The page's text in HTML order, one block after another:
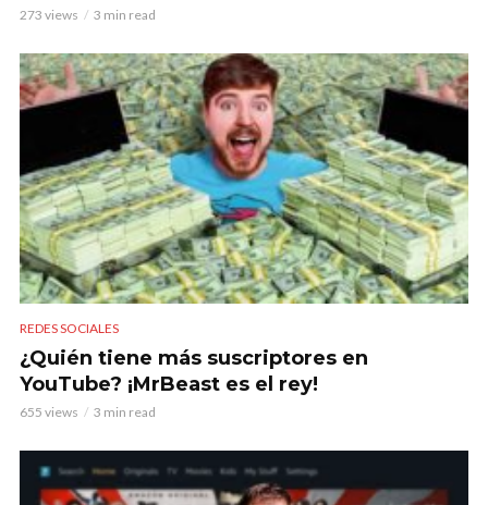
273 views 3 min read
REDES SOCIALES
¿Quién tiene más suscriptores en
YouTube? ¡MrBeast es el rey!
655 views 3 min read